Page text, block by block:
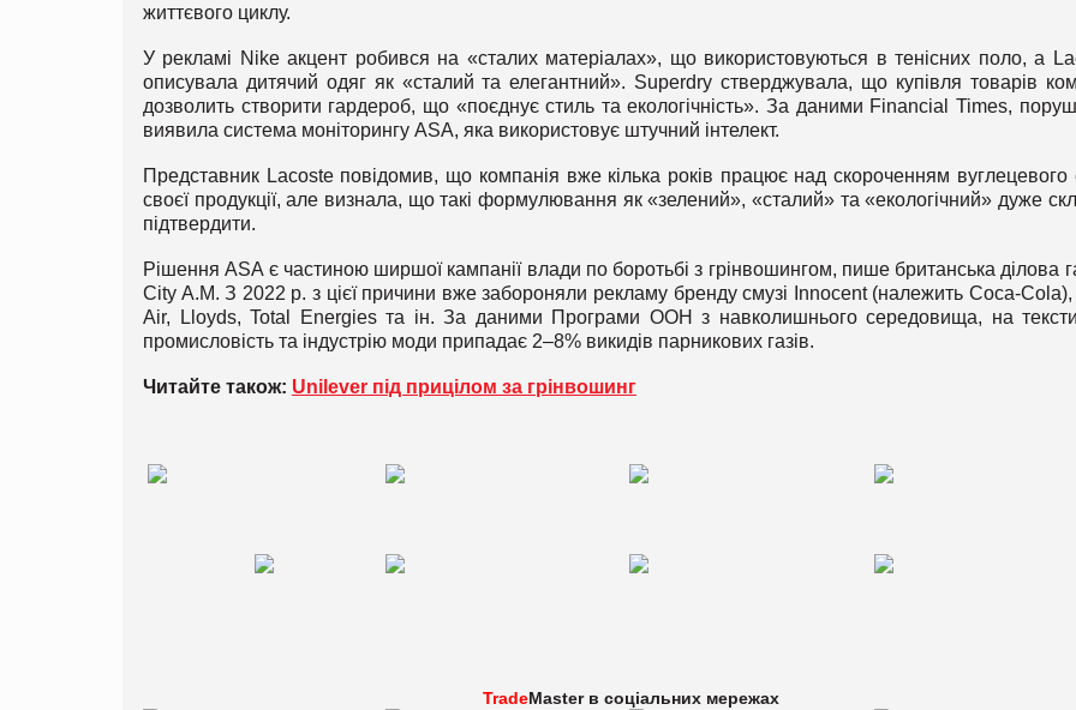
життєвого циклу.
У рекламі Nike акцент робився на «сталих матеріалах», що використовуються в тенісних поло, а
описувала дитячий одяг як «сталий та елегантний». Superdry стверджувала, що купівля товарів
дозволить створити гардероб, що «поєднує стиль та екологічність». За даними Financial Times,
виявила система моніторингу ASA, яка використовує штучний інтелект.
Представник Lacoste повідомив, що компанія вже кілька років працює над скороченням вуглецевого
своєї продукції, але визнала, що такі формулювання як «зелений», «сталий» та «екологічний» дуже
підтвердити.
Рішення ASA є частиною ширшої кампанії влади по боротьбі з грінвошингом, пише британська ділова
City A.M. З 2022 р. з цієї причини вже забороняли рекламу бренду смузі Innocent (належить Coca-
Air, Lloyds, Total Energies та ін. За даними Програми ООН з навколишнього середовища, на
промисловість та індустрію моди припадає 2–8% викидів парникових газів.
Читайте також: Unilever під прицілом за грінвошинг
TradeMaster в соціальних мережах